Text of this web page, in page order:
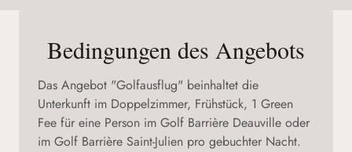
Bedingungen des Angebots
Das Angebot "Golfausflug" beinhaltet die
Unterkunft im Doppelzimmer, Frühstück, 1 Green
Fee für eine Person im Golf Barrière Deauville oder
im Golf Barrière Saint-Julien pro gebuchter Nacht.